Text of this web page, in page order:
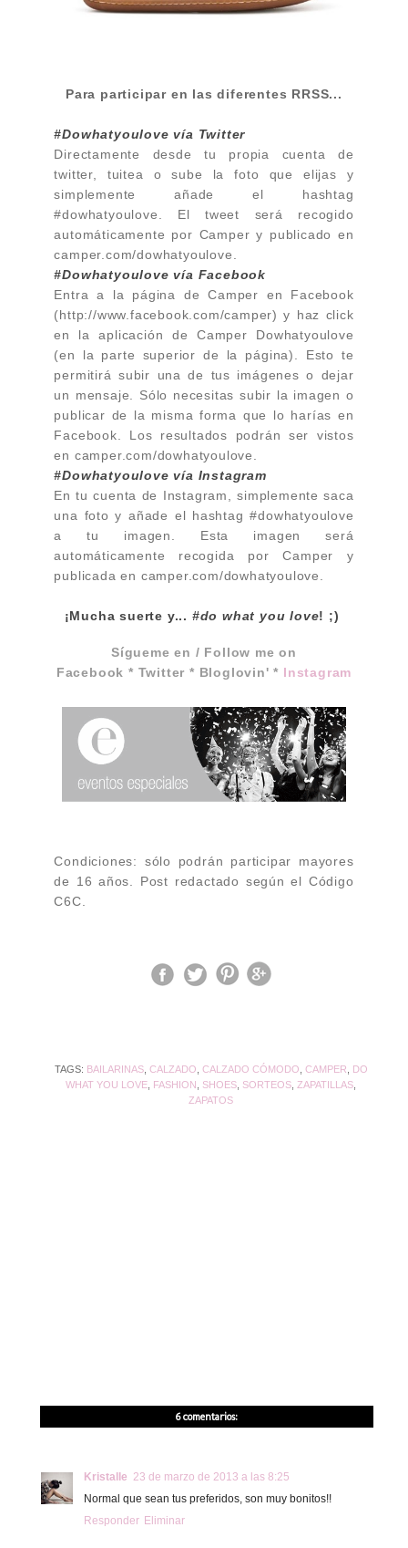
Para participar en las diferentes RRSS...
#Dowhatyoulove vía Twitter
Directamente desde tu propia cuenta de
twitter, tuitea o sube la foto que elijas y
simplemente añade el hashtag
#dowhatyoulove. El tweet será recogido
automáticamente por Camper y publicado en
camper.com/dowhatyoulove.
#Dowhatyoulove vía Facebook
Entra a la página de Camper en Facebook
(http://www.facebook.com/camper) y haz click
en la aplicación de Camper Dowhatyoulove
(en la parte superior de la página). Esto te
permitirá subir una de tus imágenes o dejar
un mensaje. Sólo necesitas subir la imagen o
publicar de la misma forma que lo harías en
Facebook. Los resultados podrán ser vistos
en camper.com/dowhatyoulove.
#Dowhatyoulove vía Instagram
En tu cuenta de Instagram, simplemente saca
una foto y añade el hashtag #dowhatyoulove
a tu imagen. Esta imagen será
automáticamente recogida por Camper y
publicada en camper.com/dowhatyoulove.
¡Mucha suerte y... #do what you love! ;)
Sígueme en / Follow me on
Facebook * Twitter * Bloglovin'* Instagram
Condiciones: sólo podrán participar mayores
de 16 años.
Post redactado según el Código
C6C.
TAGS: BAILARINAS, CALZADO CALZADO CÓMODO CAMPER
DO
WHAT YOU LOVE FASHION SHOES SORTEOS ZAPATILLAS
ZAPATOS
6 comentarios:
Kristalle 23 de marzo de 2013 a las 8:25
Normal que sean tus preferidos, son muy bonitos!!
Responder Eliminar